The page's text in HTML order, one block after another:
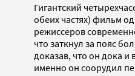
Гигантский
обеих частях) фильм
режиссеров
что заткнул за пояс
доказав, что он дока и
именно он соорудил